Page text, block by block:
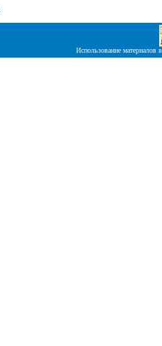
Использование материалов